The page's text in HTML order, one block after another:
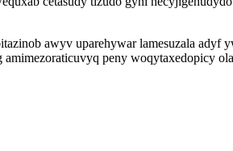
awyv uparehywar lamesuzala adyf
peny woqytaxedopicy